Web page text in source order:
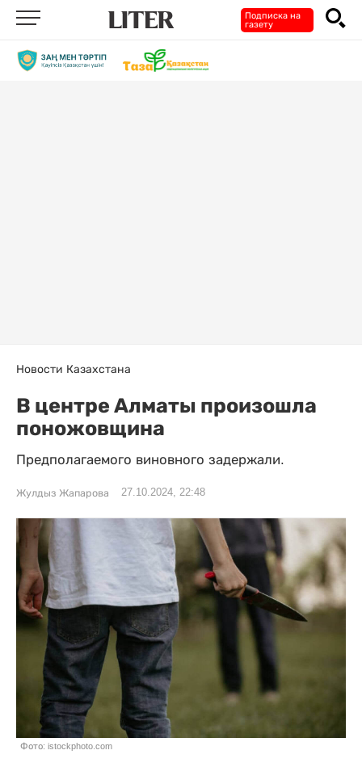
Подписка на
газету
Новости Казахстана
В центре Алматы произошла
поножовщина
Предполагаемого виновного задержали.
Жулдыз Жапарова 27.10.2024, 22:48
Фото: istockphoto.com